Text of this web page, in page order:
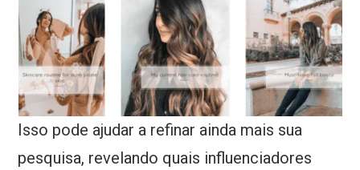
Isso pode ajudar a refinar ainda mais sua
pesquisa, revelando quais influenciadores